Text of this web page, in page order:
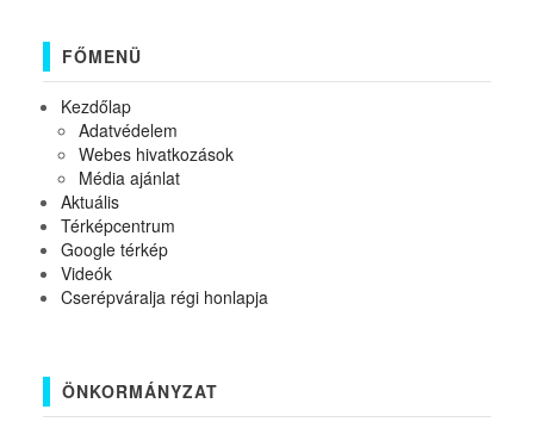
FŐMENÜ
Kezdőlap
Adatvédelem
Webes hivatkozások
Média ajánlat
Aktuális
Térképcentrum
Google térkép
Videók
Cserépváralja régi honlapja
ÖNKORMÁNYZAT